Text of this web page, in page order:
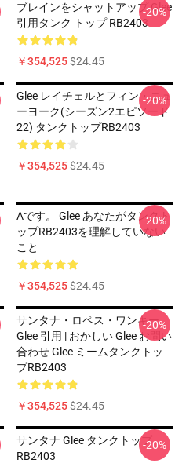
ブレインをシャットアップ Glee
引用タンク トップ RB2403
￥354,525$24.45
-20%
Glee レイチェルとフィン・ニュ
ーヨーク(シーズン2エピソード
22) タンクトップRB2403
￥354,525$24.45
-20%
Aです。 Glee あなたがタンクト
ップRB2403を理解していない
こと
￥354,525$24.45
-20%
サンタナ・ロペス・ワンキー
Glee 引用 | おかしい Glee お問い
合わせ Glee ミームタンクトッ
プRB2403
￥354,525$24.45
-20%
サンタナ Glee タンクトップ
RB2403
-20%